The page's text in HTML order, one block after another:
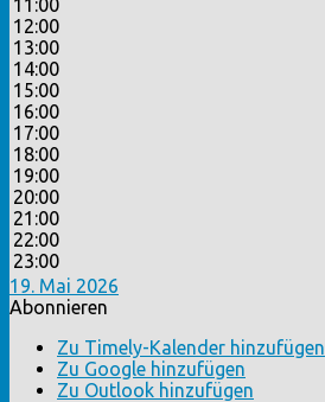
11:00
12:00
13:00
14:00
15:00
16:00
17:00
18:00
19:00
20:00
21:00
22:00
23:00
19. Mai 2026
Abonnieren
Zu Timely-Kalender hinzufügen
Zu Google hinzufügen
Zu Outlook hinzufügen